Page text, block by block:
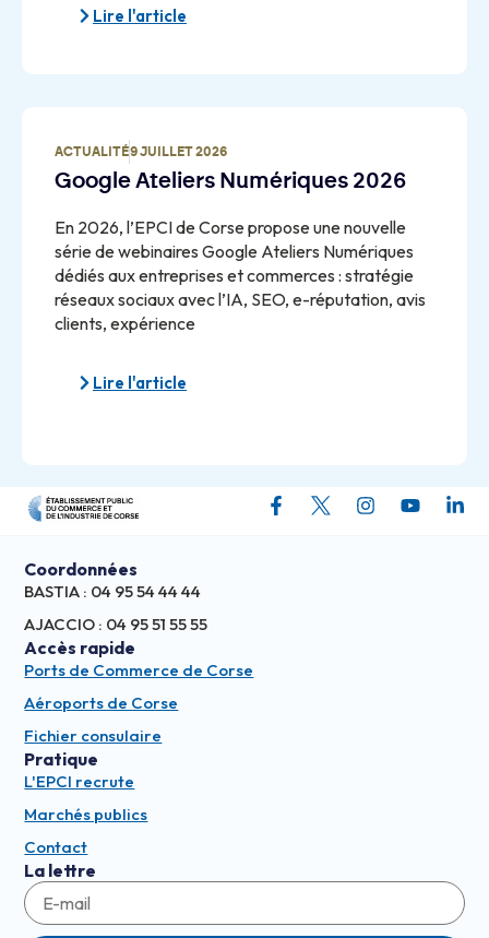
Lire l'article
ACTUALITÉ9 JUILLET 2026
Google Ateliers Numériques 2026
En 2026, l’EPCI de Corse propose une nouvelle
série de webinaires Google Ateliers Numériques
dédiés aux entreprises et commerces : stratégie
réseaux sociaux avec l’IA, SEO, e-réputation, avis
clients, expérience
Lire l'article
Coordonnées
BASTIA : 04 95 54 44 44
AJACCIO : 04 95 51 55 55
Accès rapide
Ports de Commerce de Corse
Aéroports de Corse
Fichier consulaire
Pratique
L'EPCI recrute
Marchés publics
Contact
La lettre